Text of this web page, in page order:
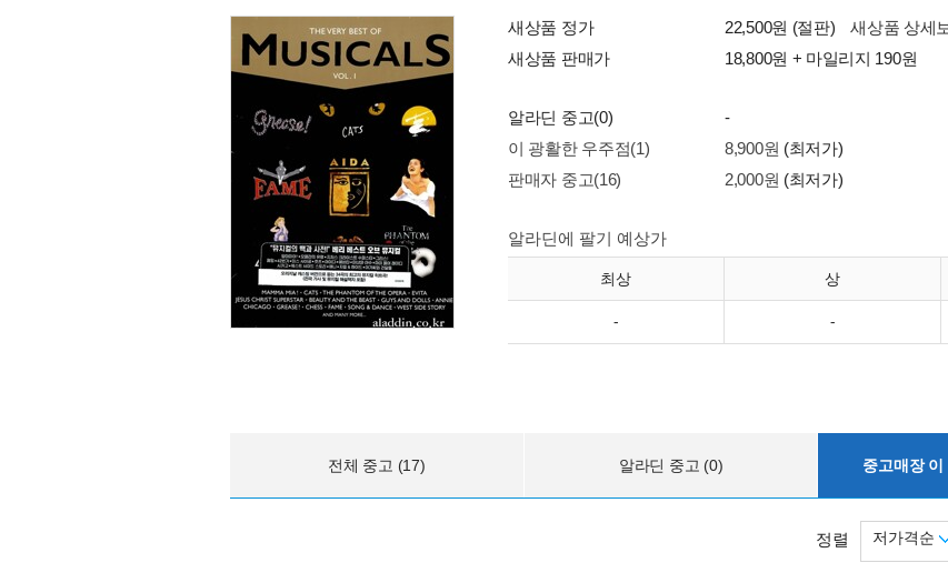
새상품 정가 22,500원 (절판)
새상품 상세
새상품 판매가
18,800원 + 마일리지 190원
알라딘 중고(0)
-
이 광활한 우주점(1)
8,900원 (최저가)
판매자 중고(16)
2,000원 (최저가)
알라딘에 팔기 예상가
최상 상
- -
전체 중고 (17) 알라딘 중고 (0) 중고매장
정렬 저가격순